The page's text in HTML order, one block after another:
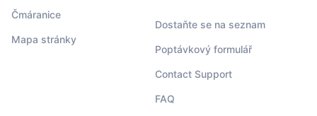
Čmáranice
Mapa stránky
Dostaňte se na seznam
Poptávkový formulář
Contact Support
FAQ